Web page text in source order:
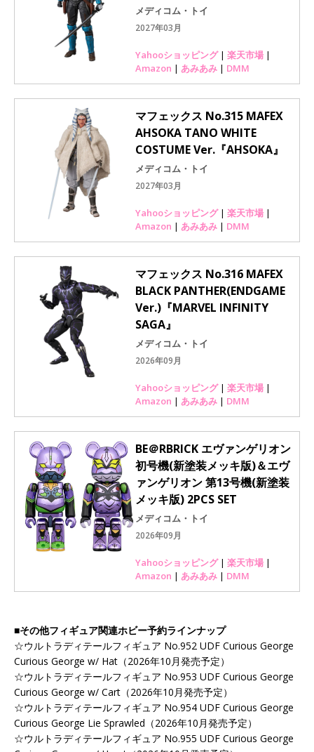
メディコム・トイ
2027年03月
Yahooショッピング| 楽天市場 |
Amazon | あみあみ | DMM
マフェックス No.315 MAFEX
AHSOKA TANO WHITE
COSTUME Ver.『AHSOKA』
メディコム・トイ
2027年03月
Yahooショッピング| 楽天市場 |
Amazon | あみあみ | DMM
マフェックス No.316 MAFEX
BLACK PANTHER(ENDGAME
Ver.)『MARVEL INFINITY
SAGA』
メディコム・トイ
2026年09月
Yahooショッピング| 楽天市場 |
Amazon | あみあみ | DMM
BE＠RBRICK エヴァンゲリオン
初号機(新塗装メッキ版)＆エヴ
ァンゲリオン 第13号機(新塗装
メッキ版) 2PCS SET
メディコム・トイ
2026年09月
Yahooショッピング| 楽天市場 |
Amazon | あみあみ | DMM
■その他フィギュア関連ホビー予約ラインナップ
☆ウルトラディテールフィギュア No.952 UDF Curious George
Curious George w/ Hat（2026年10月発売予定）
☆ウルトラディテールフィギュア No.953 UDF Curious George
Curious George w/ Cart（2026年10月発売予定）
☆ウルトラディテールフィギュア No.954 UDF Curious George
Curious George Lie Sprawled（2026年10月発売予定）
☆ウルトラディテールフィギュア No.955 UDF Curious George